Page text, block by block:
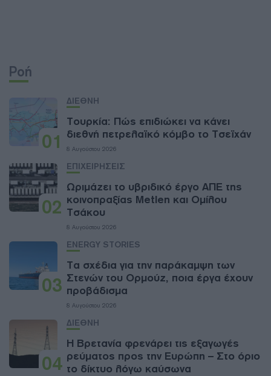
Ροή
01
ΔΙΕΘΝΗ
Τουρκία: Πώς επιδιώκει να κάνει
διεθνή πετρελαϊκό κόμβο το Τσεϊχάν
8 Αυγούστου 2026
02
ΕΠΙΧΕΙΡΗΣΕΙΣ
Ωριμάζει το υβριδικό έργο ΑΠΕ της
κοινοπραξίας Metlen και Ομίλου
Τσάκου
8 Αυγούστου 2026
03
ENERGY STORIES
Τα σχέδια για την παράκαμψη των
Στενών του Ορμούζ, ποια έργα έχουν
προβάδισμα
8 Αυγούστου 2026
04
ΔΙΕΘΝΗ
Η Βρετανία φρενάρει τις εξαγωγές
ρεύματος προς την Ευρώπη – Στο όριο
το δίκτυο λόγω καύσωνα